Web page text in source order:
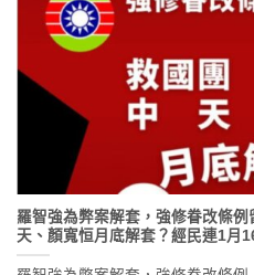
羅智強為弊案解套，強修眷改條
天、顏寬恒月底解套？經民連1月